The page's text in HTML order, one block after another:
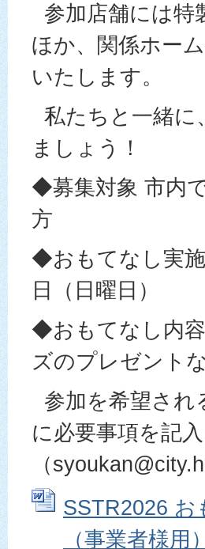
参加店舗には特
ほか、関係ホー
いたします。
私たちと一緒に
ましょう！
◆募集対象 市内
方
◆おもてなし実
日（日曜日）
◆おもてなし内
ズのプレゼント
参加を希望され
に必要事項を記
（
SSTR2026
（事業者様